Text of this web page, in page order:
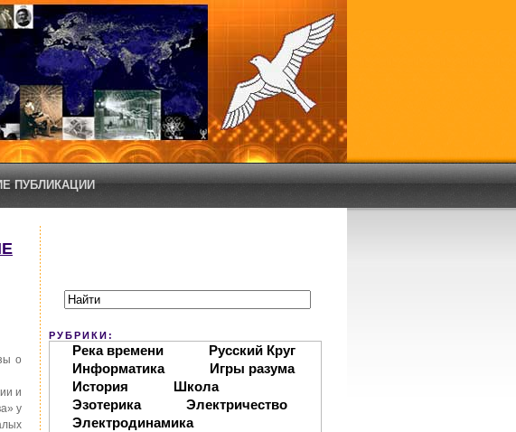
ПУБЛИКАЦИИ
о
и
у
РУБРИКИ:
Река времени
Русский Круг
Информатика
Игры разума
История
Школа
Эзотерика
Электричество
Электродинамика